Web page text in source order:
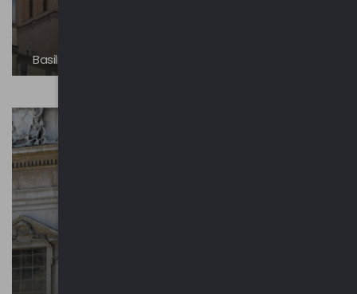
Basilica di Sant'Andrea